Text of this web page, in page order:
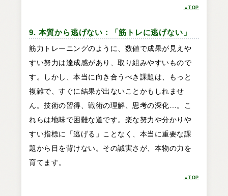
▲TOP
9. 本質から逃げない：「筋トレに逃げない」
筋力トレーニングのように、数値で成果が見えや
すい努力は達成感があり、取り組みやすいもので
す。しかし、本当に向き合うべき課題は、もっと
複雑で、すぐに結果が出ないことかもしれませ
ん。技術の習得、戦術の理解、思考の深化…。こ
れらは地味で困難な道です。楽な努力や分かりや
すい指標に「逃げる」ことなく、本当に重要な課
題から目を背けない。その誠実さが、本物の力を
育てます。
▲TOP